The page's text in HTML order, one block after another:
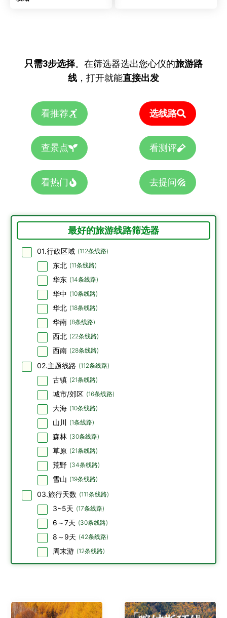
只需3步选择。在筛选器选出您心仪的旅游路
线 ，打开就能直接出发
看推荐 选线路
查景点 看测评
看热门 去提问
最好的旅游线路筛选器
01.行政区域 (112条线路)
东北 (11条线路)
华东 (14条线路)
华中 (10条线路)
华北 (18条线路)
华南 (8条线路)
西北 (22条线路)
西南 (28条线路)
02.主题线路 (112条线路)
古镇 (21条线路)
城市/郊区 (16条线路)
大海 (10条线路)
山川 (1条线路)
森林 (30条线路)
草原 (21条线路)
荒野 (34条线路)
雪山 (19条线路)
03.旅行天数 (111条线路)
3~5天 (17条线路)
6～7天 (30条线路)
8～9天 (42条线路)
周末游 (12条线路)